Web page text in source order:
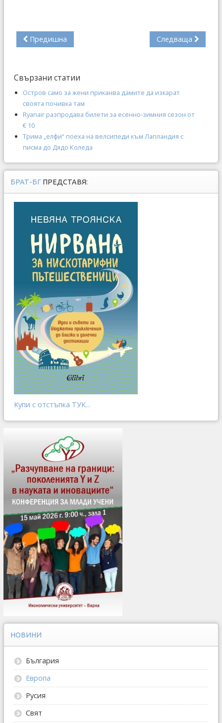
Предишна Следваща
Свързани статии
Остров само за жени приканва дамите да изкарат
своята почивка там
Ryanair разпродава билети за есенно-зимния сезон от
€ 10
Трима „елфи“ поеха на велсипеди към Лапландия с
писма до Дядо Коледа
БРАТ-БГ ПРЕДСТАВЯ:
Купи с отстъпка ТУК...
НОВИНИ
България
Европа
Русия
Свят